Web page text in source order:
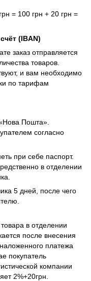
= 100 грн + 20 грн =
(IBAN)
заказ отправляется
товаров.
и вам необходимо
по тарифам
Пошта».
согласно
при себе паспорт.
в отделении
5 дней, после чего
в отделении
после внесения
платежа
покупатель
компании
2%+20грн.